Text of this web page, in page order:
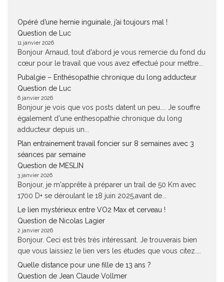
Opéré d’une hernie inguinale, j’ai toujours mal !
Question de Luc
11 janvier 2026
Bonjour Arnaud, tout d'abord je vous remercie du fond du
cœur pour le travail que vous avez effectué pour mettre...
Pubalgie – Enthésopathie chronique du long adducteur
Question de Luc
6 janvier 2026
Bonjour je vois que vos posts datent un peu.... Je souffre
également d'une enthesopathie chronique du long
adducteur depuis un...
Plan entrainement travail foncier sur 8 semaines avec 3
séances par semaine
Question de MESLIN
3 janvier 2026
Bonjour, je m'apprête à préparer un trail de 50 Km avec
1700 D+ se déroulant le 18 juin 2025,avant de...
Le lien mystérieux entre VO2 Max et cerveau !
Question de Nicolas Lagier
2 janvier 2026
Bonjour. Ceci est très très intéressant. Je trouverais bien
que vous laissiez le lien vers les études que vous citez....
Quelle distance pour une fille de 13 ans ?
Question de Jean Claude Vollmer